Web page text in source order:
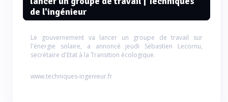
de l'ingénieur
Le gouvernement va lancer un groupe de travail sur
l'énergie solaire, a annoncé jeudi Sébastien Lecornu,
secrétaire d'Etat à la Transition écologique.
www.techniques-ingenieur.fr